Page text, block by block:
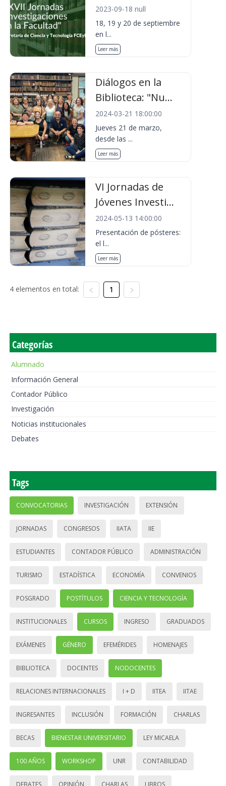
2023-09-18 null
18, 19 y 20 de septiembre
en l...
Leer más
Diálogos en la
Biblioteca: "Nu...
2024-03-21 18:00:00
Jueves 21 de marzo,
desde las ...
Leer más
VI Jornadas de
Jóvenes Investi...
2024-05-13 14:00:00
Presentación de pósteres:
el l...
Leer más
4 elementos en total: 1
Categorías
Alumnado
Información General
Contador Público
Investigación
Noticias institucionales
Debates
Tags
CONVOCATORIAS INVESTIGACIÓN EXTENSIÓN
JORNADAS CONGRESOS IIATA IIE
ESTUDIANTES CONTADOR PÚBLICO ADMINISTRACIÓN
TURISMO ESTADÍSTICA ECONOMÍA CONVENIOS
POSGRADO POSTÍTULOS CIENCIA Y TECNOLOGÍA
INSTITUCIONALES CURSOS INGRESO GRADUADOS
EXÁMENES GÉNERO EFEMÉRIDES HOMENAJES
BIBLIOTECA DOCENTES NODOCENTES
RELACIONES INTERNACIONALES I + D IITEA IITAE
INGRESANTES INCLUSIÓN FORMACIÓN CHARLAS
BECAS BIENESTAR UNIVERSITARIO LEY MICAELA
100 AÑOS WORKSHOP UNR CONTABILIDAD